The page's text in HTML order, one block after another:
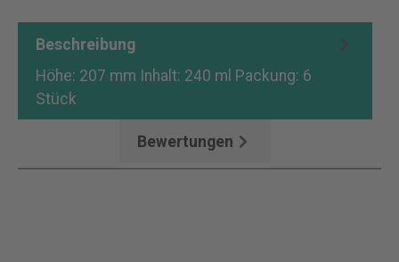
Beschreibung
Höhe: 207 mm Inhalt: 240 ml Packung: 6
Stück
Bewertungen